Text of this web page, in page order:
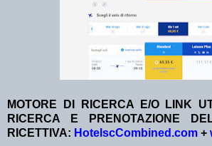
MOTORE DI RICERCA E/O LINK
RICERCA E PRENOTAZIONE
RICETTIVA: HotelscCombined.com +